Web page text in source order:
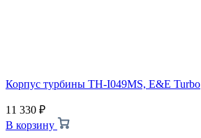
Корпус турбины TH-I049MS, E&E Turbo
11 330 ₽
В корзину